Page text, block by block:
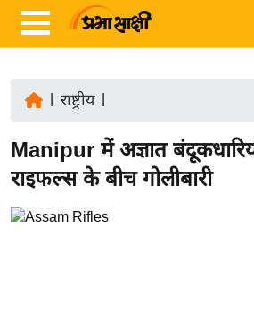
ज़ा
ख
र
राष्ट्रीय|
Manipur में अज्ञात
राइफल्स के बीच गोलीबारी